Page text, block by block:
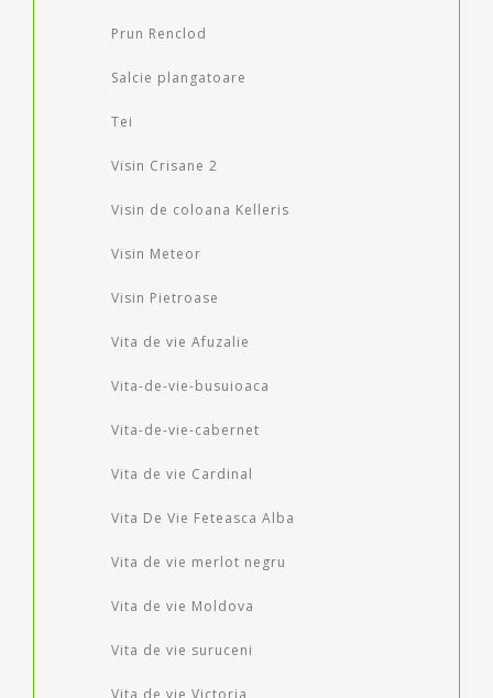
Prun Renclod
Salcie plangatoare
Tei
Visin Crisane 2
Visin de coloana Kelleris
Visin Meteor
Visin Pietroase
Vita de vie Afuzalie
Vita-de-vie-busuioaca
Vita-de-vie-cabernet
Vita de vie Cardinal
Vita De Vie Feteasca Alba
Vita de vie merlot negru
Vita de vie Moldova
Vita de vie suruceni
Vita de vie Victoria